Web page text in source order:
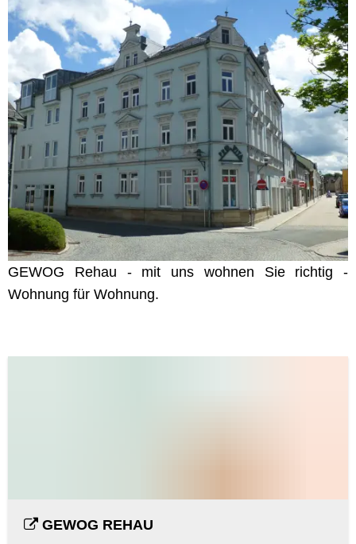
GEWOG Rehau - mit uns wohnen Sie richtig -
Wohnung für Wohnung.
GEWOG REHAU